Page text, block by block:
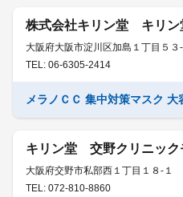
株式会社キリン堂 キリン
大阪府大阪市淀川区加島１丁目５３-
TEL: 06-6305-2414
メラノＣＣ 集中対策マスク 大
キリン堂 交野クリニック
大阪府交野市私部西１丁目１８-１
TEL: 072-810-8860